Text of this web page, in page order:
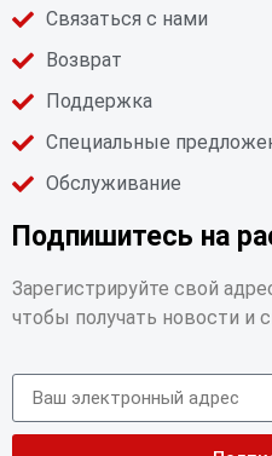
Связаться с нами
Возврат
Поддержка
Специальные
Обслуживание
Подпишитесь на
Зарегистрируйте свой
чтобы получать новости и